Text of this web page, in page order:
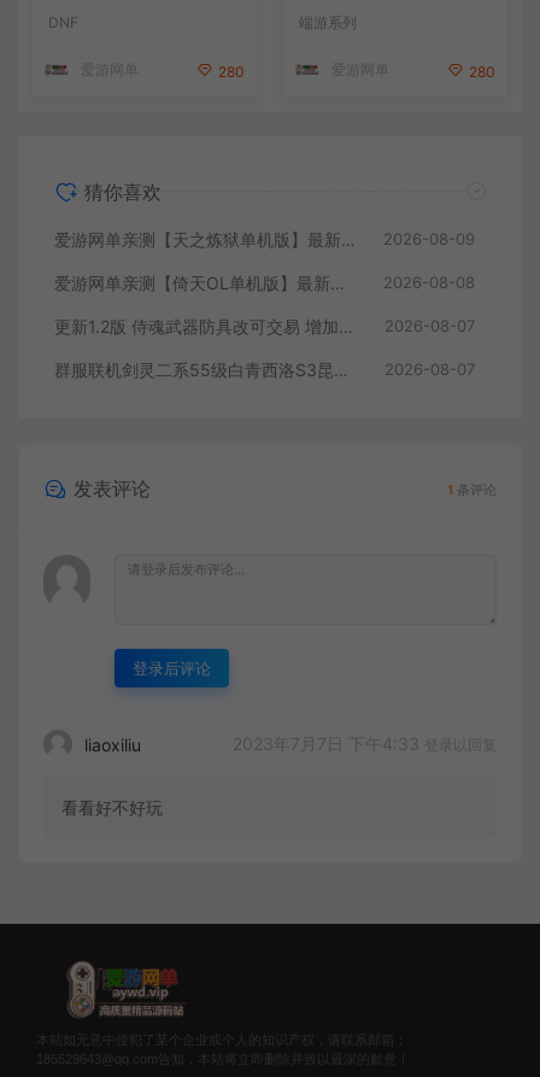
丰富异次元技能装备词条 护石
章 史诗装备特效徽章 技能宝
DNF
爱游网单 280
端游系列
爱游网单 280
猜你喜欢
爱游网单亲测【天之炼狱单机版】最新整理怀旧无双炼狱端 带GM工具注册 GM权限命令发道具 视频安装教学 虚拟机一键端 2026-08-09
爱游网单亲测【倚天OL单机版】最新整理龙驹完善版 怀旧武侠网游单机 带GM工具可发物品装备 虚拟机一键端 视频安装教学 2026-08-08
更新1.2版 侍魂武器防具改可交易 增加掉落和在线奖励 DNF70星月侍魂联机版 新版技能 丰富异次元技能装备词条 护石 辟邪玉 皮肤外观 BUFF技能徽章 史诗装备特效徽章 技能宝珠等 在线点 装备靠爆 2026-08-07
群服联机剑灵二系55级白青西洛S3昆仑版 在线点券 每日礼包 复古玩法 2026-08-07
发表评论 1 条评论
登录后评论
liaoxiliu 2023年7月7日 下午4:33 登录以回复
看看好不好玩
本站如无意中侵犯了某个企业或个人的知识产权，请联系邮箱：
185529643@qq.com告知，本站将立即删除并致以最深的歉意！